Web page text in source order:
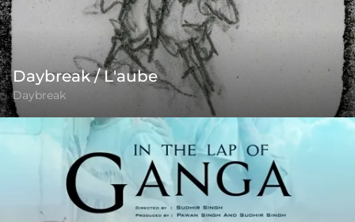
Daybreak / L'aube
Daybreak